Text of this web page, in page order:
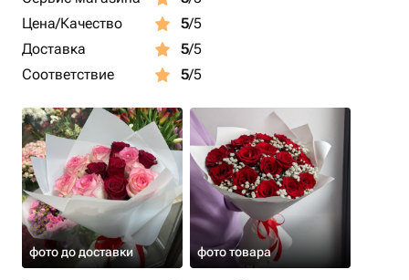
Цена/Качество
5/5
Доставка
5/5
Соответствие
5/5
фото до доставки фото товара